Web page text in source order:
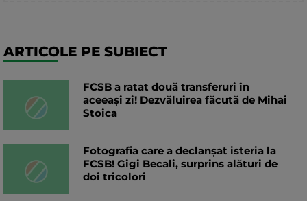
ARTICOLE PE SUBIECT
FCSB a ratat două transferuri în
aceeași zi! Dezvăluirea făcută de Mihai
Stoica
Fotografia care a declanșat isteria la
FCSB! Gigi Becali, surprins alături de
doi tricolori